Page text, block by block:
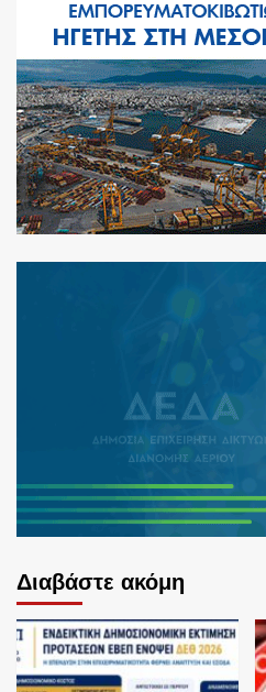
Διαβάστε ακόμη